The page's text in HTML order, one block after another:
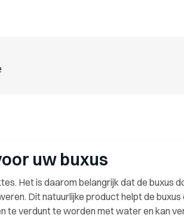
uw buxus
Het is daarom belangrijk dat de buxus
Dit natuurlijke product helpt de
te verdunt te worden met water en kan